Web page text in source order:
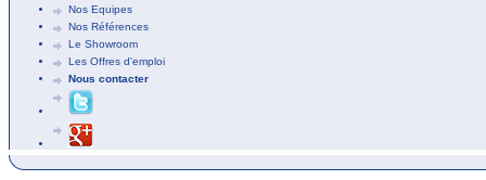
Nos Equipes
Nos Références
Le Showroom
Les Offres d'emploi
Nous contacter